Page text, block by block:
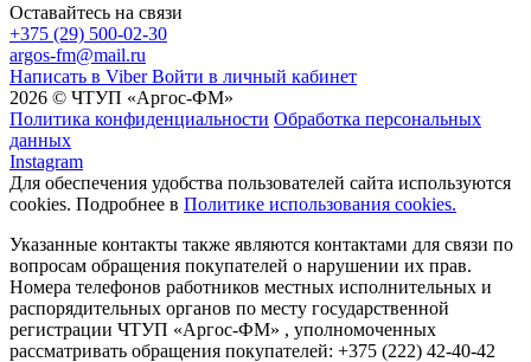
Оставайтесь на связи
+375 (29) 500-02-30
argos-fm@mail.ru
Написать в Viber Войти в личный кабинет
2026 © ЧТУП «Аргос-ФМ»
Политика конфиденциальности Обработка персональных
данных
Instagram
Для обеспечения удобства пользователей сайта используются
cookies. Подробнее в Политике использования cookies.
Указанные контакты также являются контактами для связи по
вопросам обращения покупателей о нарушении их прав.
Номера телефонов работников местных исполнительных и
распорядительных органов по месту государственной
регистрации ЧТУП «Аргос-ФМ» , уполномоченных
рассматривать обращения покупателей: +375 (222) 42-40-42